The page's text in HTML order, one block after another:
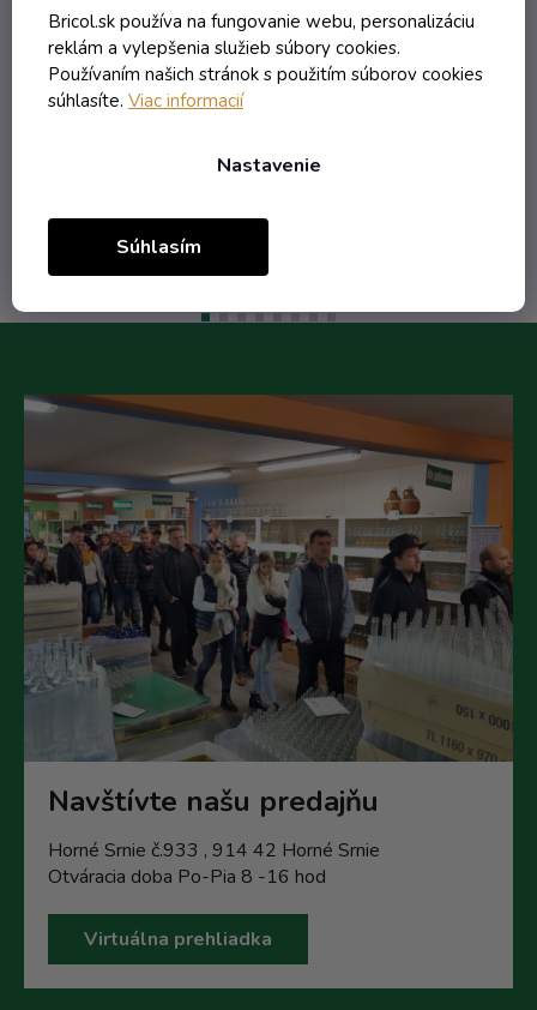
Bricol.sk používa na fungovanie webu, personalizáciu
reklám a vylepšenia služieb súbory cookies.
Používaním našich stránok s použitím súborov cookies
súhlasíte. Viac informacií
Nastavenie
Súhlasím
3,62 € vrátane DPH
2,94 €
Navštívte našu predajňu
Horné Srnie č.933 , 914 42 Horné Srnie
Otváracia doba Po-Pia 8 -16 hod
Virtuálna prehliadka